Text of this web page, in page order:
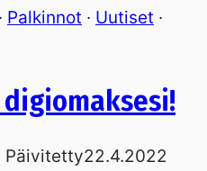
· Palkinnot · Uutiset ·
Päivitetty22.4.2022